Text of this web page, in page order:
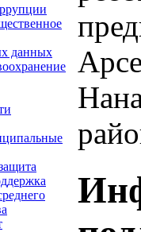
данных